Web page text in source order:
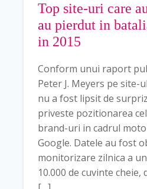
Top site-uri care
au pierdut in
in 2015
Conform unui raport
Peter J. Meyers pe site-
nu a fost lipsit de
priveste pozitionarea
brand-uri in cadrul
Google. Datele au fost
monitorizare zilnica a
10.000 de cuvinte cheie,